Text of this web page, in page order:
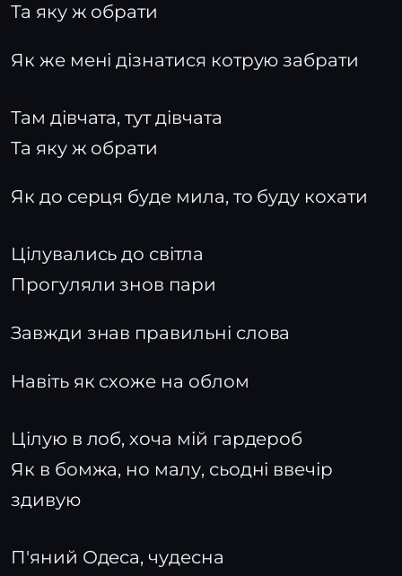
Та яку ж обрати
Як же мені дізнатися котрую забрати
Там дівчата, тут дівчата
Та яку ж обрати
Як до серця буде мила, то буду кохати
Цілувались до світла
Прогуляли знов пари
Завжди знав правильні слова
Навіть як схоже на облом
Цілую в лоб, хоча мій гардероб
Як в бомжа, но малу, сьодні ввечір
здивую
П'яний Одеса, чудесна